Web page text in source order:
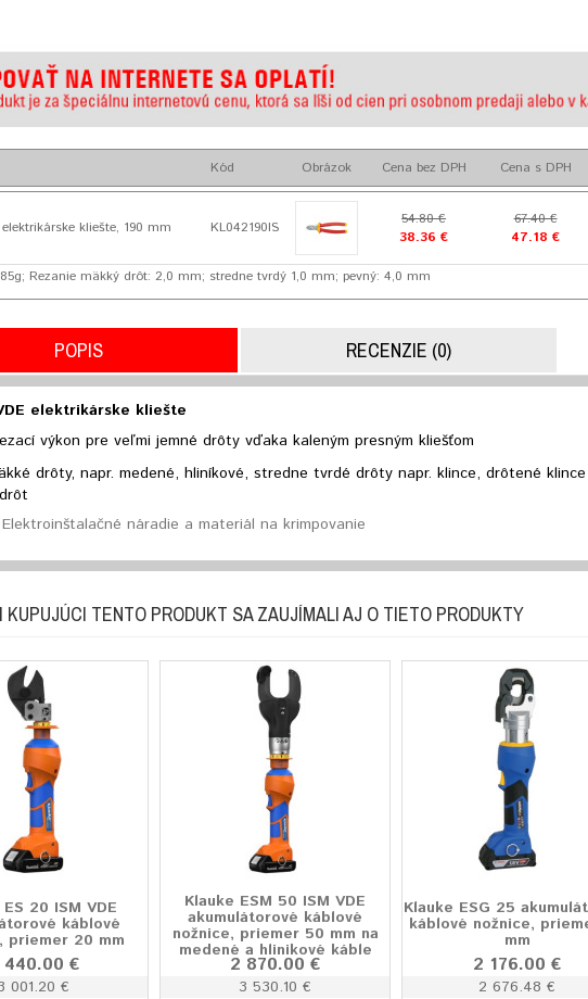
Kód Obrázok Cena bez DPH Cena s DPH
kliešte, 190 mm KL042190IS
54.80 €
38.36 €
67.40 €
47.18 €
Rezanie mäkký drôt: 2,0 mm; stredne tvrdý 1,0 mm; pevný: 4,0 mm
POPIS RECENZIE (0)
elektrikárske kliešte
výkon pre veľmi jemné drôty vďaka kaleným presným kliešťom
drôty, napr. medené, hliníkové, stredne tvrdé drôty napr. klince, drôtené
náradie a materiál na krimpovanie
TENTO PRODUKT SA ZAUJÍMALI AJ O TIETO PRODUKTY
20 ISM VDE
káblové
priemer 20 mm
440.00 €
001.20 €
Klauke ESM 50 ISM VDE
akumulátorové káblové
nožnice, priemer 50 mm na
medené a hlinikové káble
2 870.00 €
3 530.10 €
Klauke ESG 25
káblové nožnice,
mm
2 176.00 €
2 676.48 €